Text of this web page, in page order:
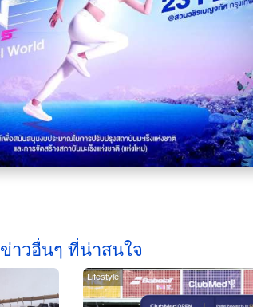
ข่าวอื่นๆ ที่น่าสนใจ
Lifestyle